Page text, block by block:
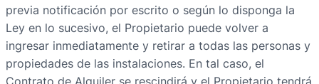
previa notificación por escrito o según lo disponga la
Ley en lo sucesivo, el Propietario puede volver a
ingresar inmediatamente y retirar a todas las personas y
propiedades de las instalaciones. En tal caso, el
Contrato de Alquiler se rescindirá y el Propietario tendrá